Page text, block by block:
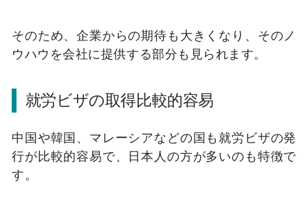
そのため、企業からの期待も大きくなり、そのノ
ウハウを会社に提供する部分も見られます。
就労ビザの取得比較的容易
中国や韓国、マレーシアなどの国も就労ビザの発
行が比較的容易で、日本人の方が多いのも特徴で
す。